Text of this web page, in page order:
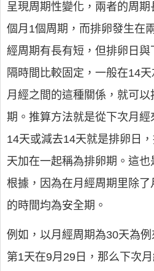
呈現周期性變化，兩者的周
個月1個周期，而排卵發生在
經周期有長有短，但排卵日與
隔時間比較固定，一般在14
月經之間的這種關係，就可
期。推算方法就是從下次月
14天或減去14天就是排卵日
天加在一起稱為排卵期。這
根據，因為在月經周期里除
的時間均為安全期。
例如，以月經周期為30天為
第1天在9月29日，那么下次